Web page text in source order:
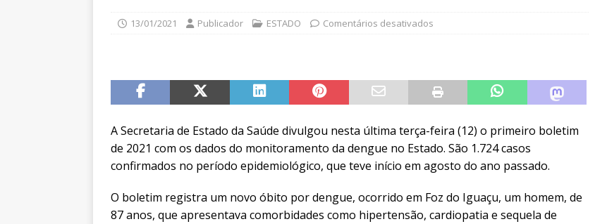
13/01/2021 Publicador ESTADO Comentários desativados
A Secretaria de Estado da Saúde divulgou nesta última terça-feira (12) o primeiro boletim
de 2021 com os dados do monitoramento da dengue no Estado. São 1.724 casos
confirmados no período epidemiológico, que teve início em agosto do ano passado.
O boletim registra um novo óbito por dengue, ocorrido em Foz do Iguaçu, um homem, de
87 anos, que apresentava comorbidades como hipertensão, cardiopatia e sequela de